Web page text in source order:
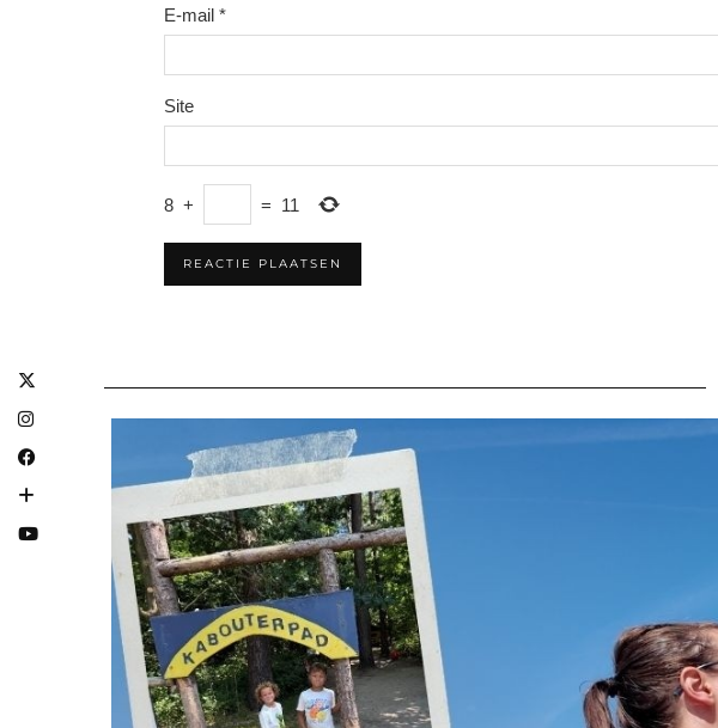
E-mail *
Site
8 + = 11